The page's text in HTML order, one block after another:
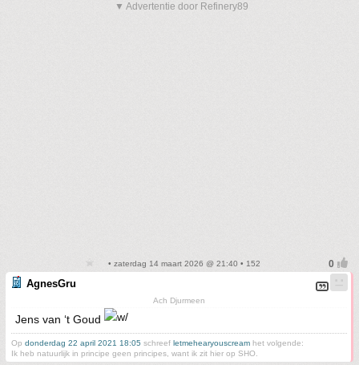
▼ Advertentie door Refinery89
• zaterdag 14 maart 2026 @ 21:40 • 152
AgnesGru
Ach Djurmeen
Jens van ‘t Goud
Op donderdag 22 april 2021 18:05 schreef letmehearyouscream het volgende:
Ik heb natuurlijk in principe geen principes, want ik zit hier op SHO.